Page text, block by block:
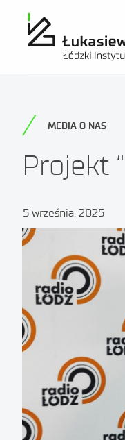
MEDIA O NAS
Projekt
5 września, 2025